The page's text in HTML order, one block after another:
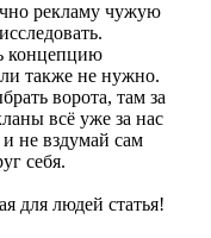
рекламу чужую
концепцию
также не нужно.
ворота, там за
всё уже за нас
не вздумай сам
себя.
для людей статья!